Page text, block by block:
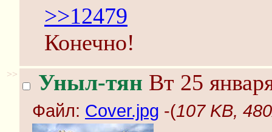
>>12479
Конечно!
>> Уныл-тян Вт 25
Файл: Cover.jpg -(107 KB,